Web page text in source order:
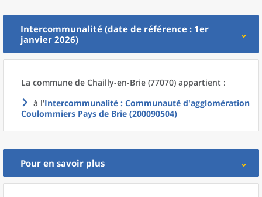
Intercommunalité (date de référence : 1er
janvier 2026)
La commune de Chailly-en-Brie (77070) appartient :
à l'Intercommunalité : Communauté d'agglomération
Coulommiers Pays de Brie (200090504)
Pour en savoir plus